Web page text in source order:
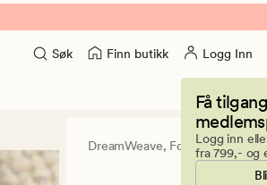
Søk Finn butikk Logg Inn
Få
Logg inn
fra 799,- og
DreamWeave, Forms & Objects